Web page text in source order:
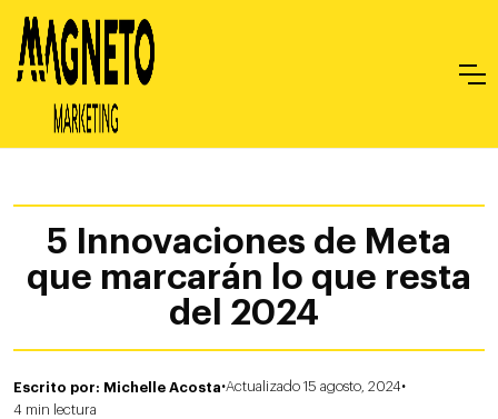
5 Innovaciones de Meta
que marcarán lo que resta
del 2024
Escrito por: Michelle Acosta·Actualizado 15 agosto, 2024·
4 min lectura